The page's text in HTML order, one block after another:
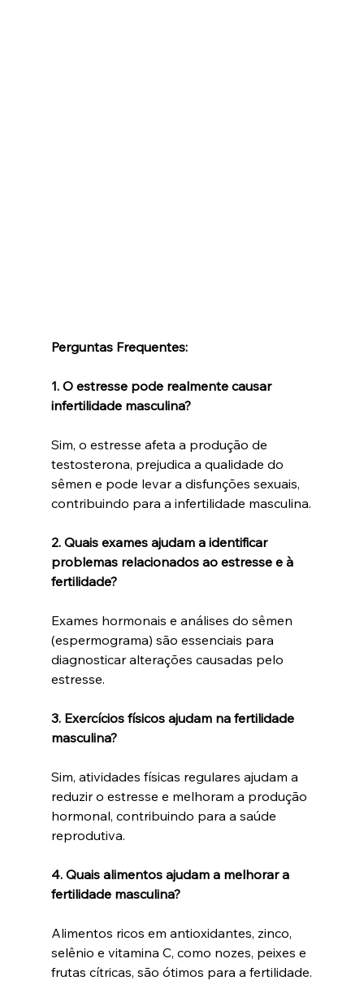
Perguntas Frequentes:
1. O estresse pode realmente causar
infertilidade masculina?
Sim, o estresse afeta a produção de
testosterona, prejudica a qualidade do
sêmen e pode levar a disfunções sexuais,
contribuindo para a infertilidade masculina.
2. Quais exames ajudam a identificar
problemas relacionados ao estresse e à
fertilidade?
Exames hormonais e análises do sêmen
(espermograma) são essenciais para
diagnosticar alterações causadas pelo
estresse.
3. Exercícios físicos ajudam na fertilidade
masculina?
Sim, atividades físicas regulares ajudam a
reduzir o estresse e melhoram a produção
hormonal, contribuindo para a saúde
reprodutiva.
4. Quais alimentos ajudam a melhorar a
fertilidade masculina?
Alimentos ricos em antioxidantes, zinco,
selênio e vitamina C, como nozes, peixes e
frutas cítricas, são ótimos para a fertilidade.